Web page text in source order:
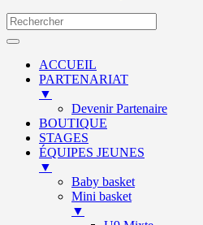
ACCUEIL
PARTENARIAT
▼
Devenir Partenaire
BOUTIQUE
STAGES
ÉQUIPES JEUNES
▼
Baby basket
Mini basket
▼